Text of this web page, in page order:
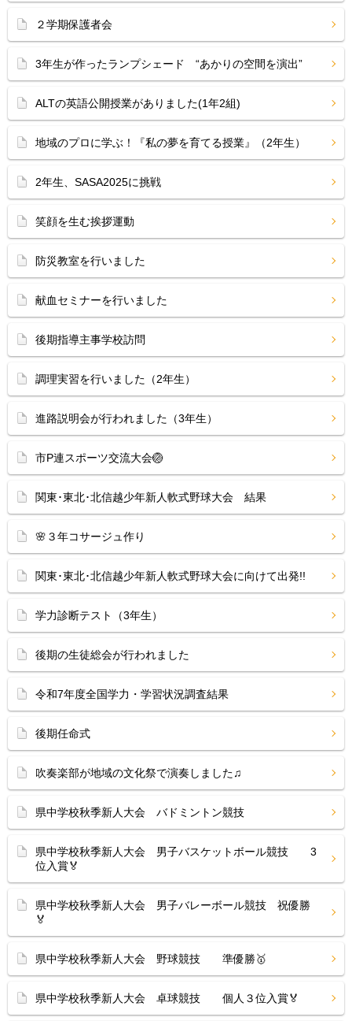
２学期保護者会
3年生が作ったランプシェード “あかりの空間を演出”
ALTの英語公開授業がありました(1年2組)
地域のプロに学ぶ！『私の夢を育てる授業』（2年生）
2年生、SASA2025に挑戦
笑顔を生む挨拶運動
防災教室を行いました
献血セミナーを行いました
後期指導主事学校訪問
調理実習を行いました（2年生）
進路説明会が行われました（3年生）
市P連スポーツ交流大会🏐
関東･東北･北信越少年新人軟式野球大会 結果
🌸３年コサージュ作り
関東･東北･北信越少年新人軟式野球大会に向けて出発!!
学力診断テスト（3年生）
後期の生徒総会が行われました
令和7年度全国学力・学習状況調査結果
後期任命式
吹奏楽部が地域の文化祭で演奏しました♫
県中学校秋季新人大会 バドミントン競技
県中学校秋季新人大会 男子バスケットボール競技 3
位入賞🏅
県中学校秋季新人大会 男子バレーボール競技 祝優勝
🏅
県中学校秋季新人大会 野球競技 準優勝🥇
県中学校秋季新人大会 卓球競技 個人３位入賞🏅